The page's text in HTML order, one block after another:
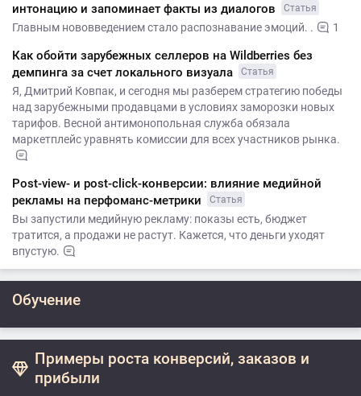
интонацию и запоминает факты из диалогов Статья
Главным нововведением стало распознавание эмоций. . 1
Как обойти зарубежных селлеров на Wildberries без
демпинга за счет локального визуала
Статья
Я, Дмитрий Ковпак, и сегодня мы разберем стратегию победы
над зарубежными продавцами в условиях заморозки новых
тарифов. Весной антимонопольная служба обязала
маркетплейс уравнять комиссии для всех участников рынка.
Post-view- и post-click-конверсии: влияние медийной
рекламы на перфоманс-метрики
Статья
Вы запустили медийную рекламу: показы есть, бюджет
тратится, а продажи не растут. Кажется, что деньги уходят
впустую.
Обучение
Примеры роста конверсий, заказов и
прибыли